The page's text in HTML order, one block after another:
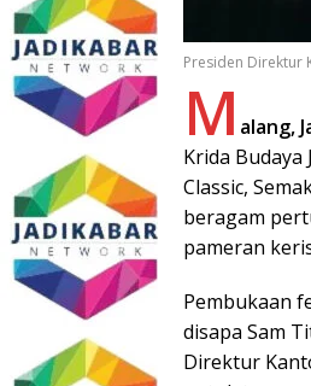
Presiden Direktur
M alang,
Krida Budaya
Classic,
beragam
pameran
Pembukaan
disapa Sam
Direktur